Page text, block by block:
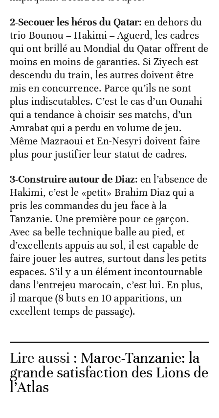
2-Secouer les héros du Qatar: en dehors du
trio Bounou – Hakimi – Aguerd, les cadres
qui ont brillé au Mondial du Qatar offrent de
moins en moins de garanties. Si Ziyech est
descendu du train, les autres doivent être
mis en concurrence. Parce qu’ils ne sont
plus indiscutables. C’est le cas d’un Ounahi
qui a tendance à choisir ses matchs, d’un
Amrabat qui a perdu en volume de jeu.
Même Mazraoui et En-Nesyri doivent faire
plus pour justifier leur statut de cadres.
3-Construire autour de Diaz: en l’absence de
Hakimi, c’est le «petit» Brahim Diaz qui a
pris les commandes du jeu face à la
Tanzanie. Une première pour ce garçon.
Avec sa belle technique balle au pied, et
d’excellents appuis au sol, il est capable de
faire jouer les autres, surtout dans les petits
espaces. S’il y a un élément incontournable
dans l’entrejeu marocain, c’est lui. En plus,
il marque (8 buts en 10 apparitions, un
excellent temps de passage).
Lire aussi : Maroc-Tanzanie: la
grande satisfaction des Lions de
l’Atlas